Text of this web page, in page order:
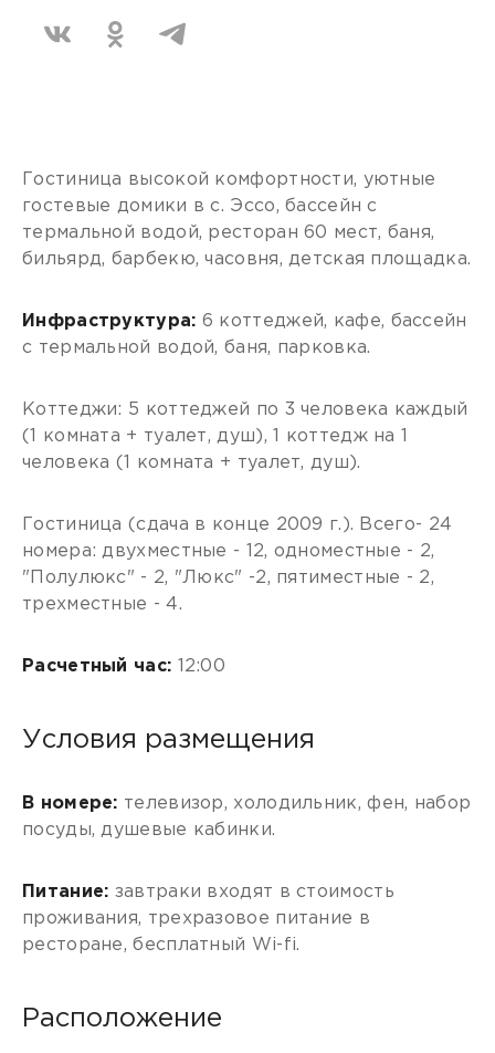
Гостиница высокой комфортности, уютные
гостевые домики в с. Эссо, бассейн с
термальной водой, ресторан 60 мест, баня,
бильярд, барбекю, часовня, детская площадка.
Инфраструктура: 6 коттеджей, кафе, бассейн
с термальной водой, баня, парковка.
Коттеджи: 5 коттеджей по 3 человека каждый
(1 комната + туалет, душ), 1 коттедж на 1
человека (1 комната + туалет, душ).
Гостиница (сдача в конце 2009 г.). Всего- 24
номера: двухместные - 12, одноместные - 2,
"Полулюкс" - 2, "Люкс" -2, пятиместные - 2,
трехместные - 4.
Расчетный час: 12:00
Условия размещения
В номере: телевизор, холодильник, фен, набор
посуды, душевые кабинки.
Питание: завтраки входят в стоимость
проживания, трехразовое питание в
ресторане, бесплатный Wi-fi.
Расположение